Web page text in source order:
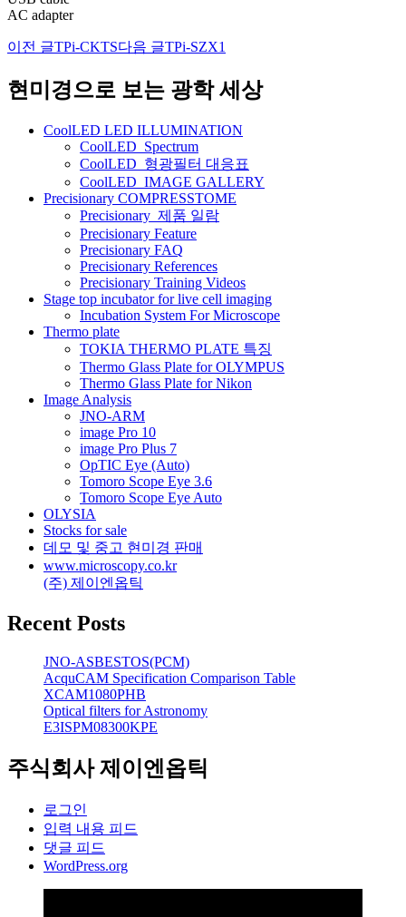
AC adapter
글
네
이전 글TPi-CKTS다음 글TPi-SZX1
현미경으로 보는 광학 세상
CoolLED LED ILLUMINATION
CoolLED_Spectrum
CoolLED_형광필터 대응표
CoolLED_IMAGE GALLERY
Precisionary COMPRESSTOME
Precisionary_제품 일람
Precisionary Feature
Precisionary FAQ
Precisionary References
Precisionary Training Videos
Stage top incubator for live cell imaging
Incubation System For Microscope
Thermo plate
TOKIA THERMO PLATE 특징
Thermo Glass Plate for OLYMPUS
Thermo Glass Plate for Nikon
Image Analysis
JNO-ARM
image Pro 10
image Pro Plus 7
OpTIC Eye (Auto)
Tomoro Scope Eye 3.6
Tomoro Scope Eye Auto
OLYSIA
Stocks for sale
데모 및 중고 현미경 판매
www.microscopy.co.kr
(주) 제이엔옵틱
Recent Posts
JNO-ASBESTOS(PCM)
AcquCAM Specification Comparison Table
XCAM1080PHB
Optical filters for Astronomy
E3ISPM08300KPE
주식회사 제이엔옵틱
로그인
입력 내용 피드
댓글 피드
WordPress.org